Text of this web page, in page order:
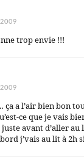
trop envie !!!
ça a l’air bien bon
ce que je vais
avant d’aller au
j’vais au lit à 2h